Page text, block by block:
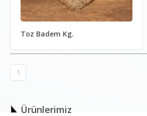
Toz Badem Kg.
1
Ürünlerimiz